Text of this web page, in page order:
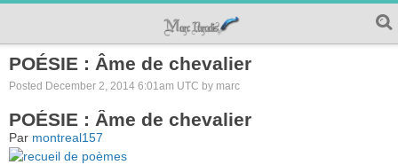
POÉSIE : Âme de chevalier
Posted December 2, 2014 6:01am UTC by marc
POÉSIE : Âme de chevalier
Par montreal157